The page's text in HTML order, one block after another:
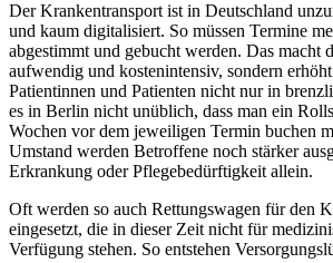
Der Krankentransport ist in Deutschland
und kaum digitalisiert. So müssen Termine
abgestimmt und gebucht werden. Das macht
aufwendig und kostenintensiv, sondern
Patientinnen und Patienten nicht nur in
es in Berlin nicht unüblich, dass man ein
Wochen vor dem jeweiligen Termin buchen
Umstand werden Betroffene noch stärker
Erkrankung oder Pflegebedürftigkeit allein.
Oft werden so auch Rettungswagen für den
eingesetzt, die in dieser Zeit nicht für
Verfügung stehen. So entstehen